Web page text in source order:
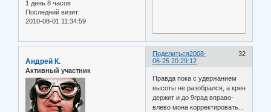
1 день 8 часов
Последний визит:
2010-08-01 11:34:59
Поделиться 32
2008-
06-25 20:29:12
Андрей К.
Активный участник
Правда пока с удержанием
высоты не разобрался, а крен
держит и до 9град вправо-
влево мона корректировать...